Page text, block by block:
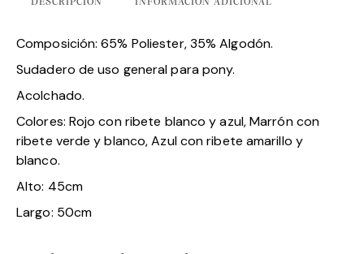
Composición: 65% Poliester, 35% Algodón.
Sudadero de uso general para pony.
Acolchado.
Colores: Rojo con ribete blanco y azul, Marrón con
ribete verde y blanco, Azul con ribete amarillo y
blanco.
Alto: 45cm
Largo: 50cm